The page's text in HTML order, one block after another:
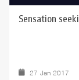
Sensation
27 Jan 2017